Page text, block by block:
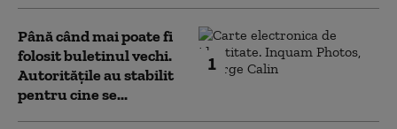
1
Până când mai poate fi
folosit buletinul vechi.
Autoritățile au stabilit
pentru cine se...